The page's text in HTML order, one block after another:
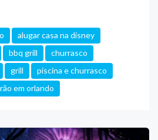
alugar casa na disney
bbq grill
churrasco
grill
piscina e churrasco
em orlando